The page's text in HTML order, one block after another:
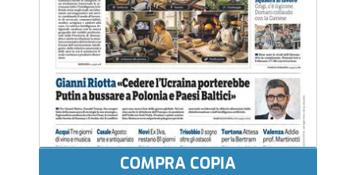
COMPRA COPIA